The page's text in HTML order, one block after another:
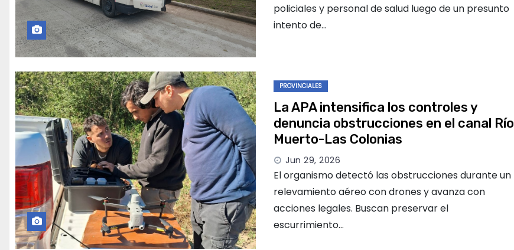
policiales y personal de salud luego de un presunto
intento de…
PROVINCIALES
La APA intensifica los controles y
denuncia obstrucciones en el canal Río
Muerto-Las Colonias
Jun 29, 2026
El organismo detectó las obstrucciones durante un
relevamiento aéreo con drones y avanza con
acciones legales. Buscan preservar el
escurrimiento…